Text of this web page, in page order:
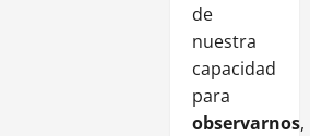
de
nuestra
capacidad
para
observarnos,